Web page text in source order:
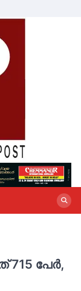
715 പേര്‍,